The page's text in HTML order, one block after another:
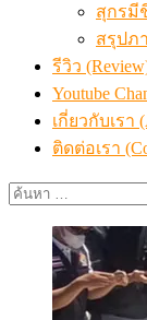
สุกรมี
สรุปภ
รีวิว
Youtube
เกี่ยวกับเรา
ติดต่อเรา
ค้นหา